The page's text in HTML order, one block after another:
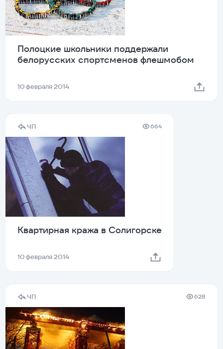
Полоцкие школьники поддержали
белорусских спортсменов флешмобом
10 февраля 2014
ЧП 664
Квартирная кража в Солигорске
10 февраля 2014
ЧП 628